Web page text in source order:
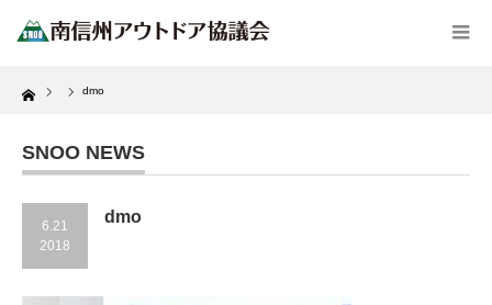
Home dmo
SNOO NEWS
6.21
2018
dmo